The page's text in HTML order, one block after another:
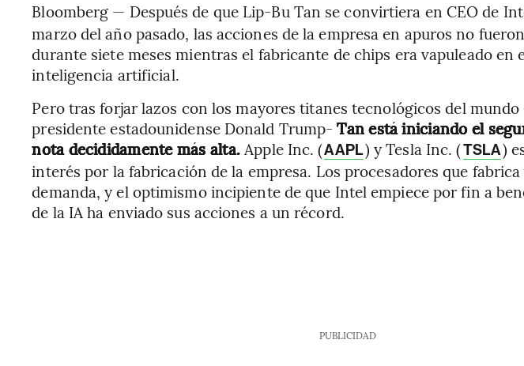
Bloomberg — Después de que Lip-Bu Tan se convirtiera en CEO de
marzo del año pasado, las acciones de la empresa en apuros no
durante siete meses mientras el fabricante de chips era vapuleado en
inteligencia artificial.
Pero tras forjar lazos con los mayores titanes tecnológicos del
presidente estadounidense Donald Trump-Tan está iniciando el
nota decididamente más alta. Apple Inc. (AAPL) y Tesla Inc. (TSLA)
interés por la fabricación de la empresa. Los procesadores que
demanda, y el optimismo incipiente de que Intel empiece por fin a
de la IA ha enviado sus acciones a un récord.
PUBLICIDAD